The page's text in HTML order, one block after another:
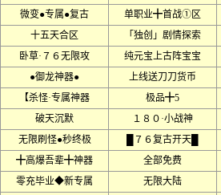
微变●专属●复古
单职业╋首战①区
十五天合区
「独创」剧情探索
卧草·７６无限攻
纯元宝上古阵宝宝
●御龙神器●
上线送刀刀货币
【杀怪·专属神器
极品╋5
破天沉默
１８０·小战神
无限刷怪●秒终极
█７６复古开天█
╋高爆吾辈╋神器
全部免费
零充毕业◆新专属
无限大陆